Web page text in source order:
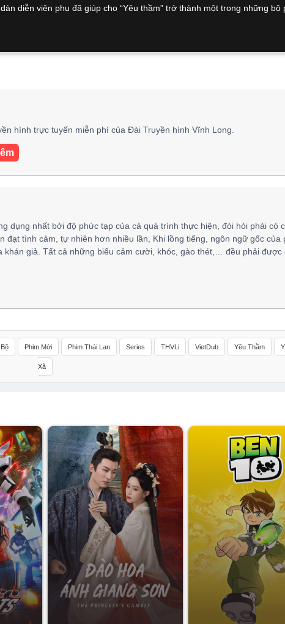
diễn viên phụ đã giúp cho “Yêu thầm” trở thành một trong những bộ
hình trực tuyến miễn phí của Đài Truyền hình Vĩnh Long.
dụng nhất bởi độ phức tạp của cả quá trình thực hiện, đòi hỏi phải có
đạt tình cảm, tự nhiên hơn nhiều lần, Khi lồng tiếng, ngôn ngữ gốc của
khán giả. Tất cả những biểu cảm cười, khóc, gào thét,… đều phải được
Phim Mới Phim Thái Lan Series THVLi VietDub Yêu Thầm
Xã